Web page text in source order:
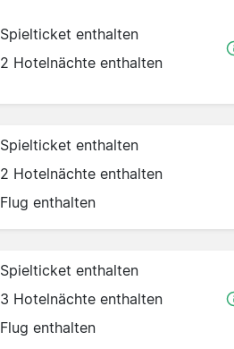
Spielticket enthalten
2 Hotelnächte enthalten
Spielticket enthalten
2 Hotelnächte enthalten
Flug enthalten
Spielticket enthalten
3 Hotelnächte enthalten
Flug enthalten